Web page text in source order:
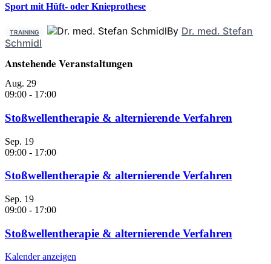
Sport mit Hüft- oder Knieprothese
TRAINING By Dr. med. Stefan
Schmidl
Anstehende Veranstaltungen
Aug. 29
09:00 - 17:00
Stoßwellentherapie & alternierende Verfahren
Sep. 19
09:00 - 17:00
Stoßwellentherapie & alternierende Verfahren
Sep. 19
09:00 - 17:00
Stoßwellentherapie & alternierende Verfahren
Kalender anzeigen